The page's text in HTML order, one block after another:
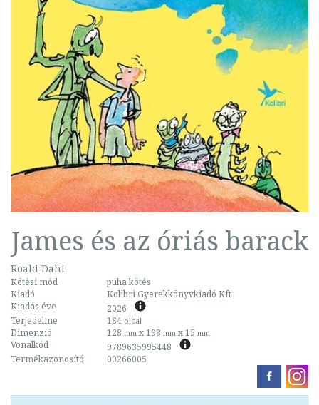
James és az óriás barack
Roald Dahl
Kötési mód
puha kötés
Kiadó
Kolibri Gyerekkönyvkiadó Kft
Kiadás éve
2026
Terjedelme
184 oldal
Dimenzió 128 mm x 198 mm x 15 mm
Vonalkód
9789635995448
Termékazonosító
00266005